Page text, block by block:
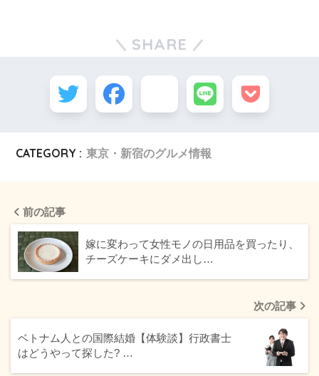
SHARE
CATEGORY : 東京・新宿のグルメ情報
前の記事
嫁に変わって女性モノの日用品を買ったり、
チーズケーキにダメ出し…
次の記事
ベトナム人との国際結婚【体験談】行政書士
はどうやって探した? …